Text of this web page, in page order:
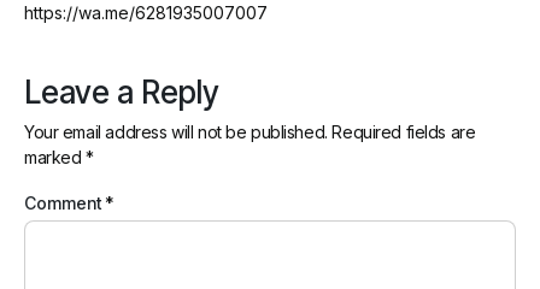
https://wa.me/6281935007007
Leave a Reply
Your email address will not be published. Required fields are
marked*
Comment *